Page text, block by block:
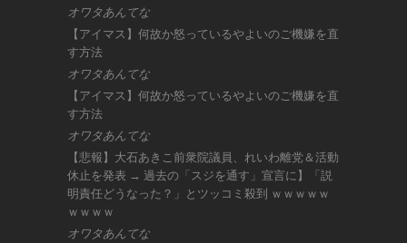
オワタあんてな
【アイマス】何故か怒っているやよいのご機嫌を直
す方法
オワタあんてな
【アイマス】何故か怒っているやよいのご機嫌を直
す方法
オワタあんてな
【悲報】大石あきこ前衆院議員、れいわ離党＆活動
休止を発表 → 過去の「スジを通す」宣言に】「説
明責任どうなった？」とツッコミ殺到 ｗｗｗｗｗ
ｗｗｗｗ
オワタあんてな